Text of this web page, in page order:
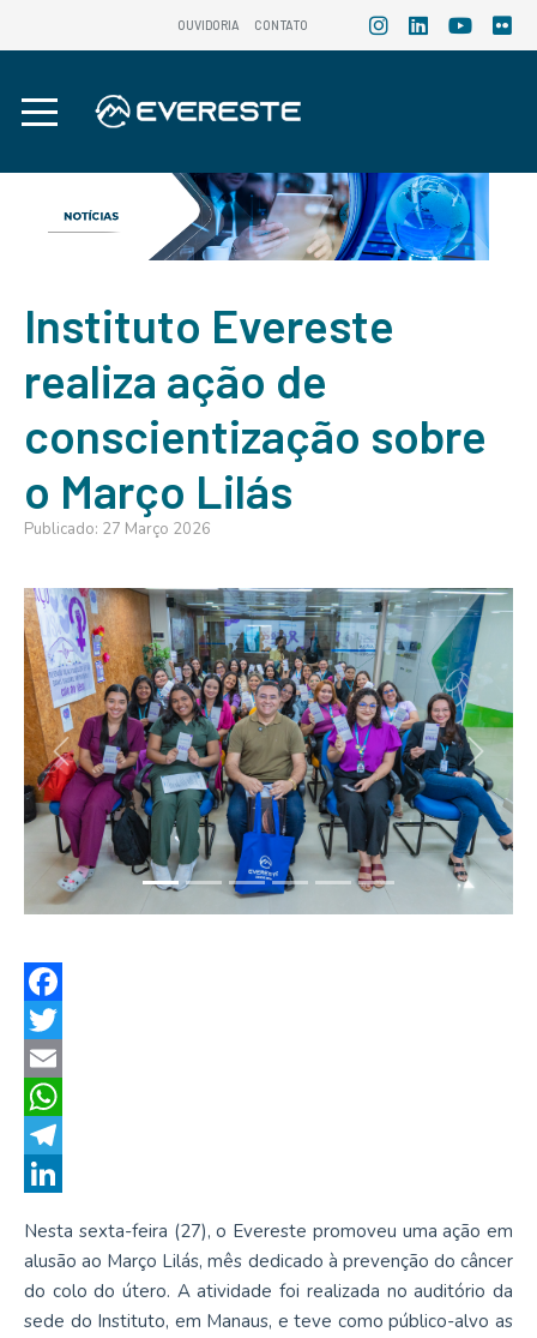
OUVIDORIA CONTATO
Instituto Evereste
realiza ação de
conscientização sobre
o Março Lilás
Publicado: 27 Março 2026
Facebook
Twitter
Email
WhatsApp
Telegram
Nesta sexta-feira (27), o Evereste promoveu uma ação em
alusão ao Março Lilás, mês dedicado à prevenção do câncer
do colo do útero. A atividade foi realizada no auditório da
sede do Instituto, em Manaus, e teve como público-alvo as